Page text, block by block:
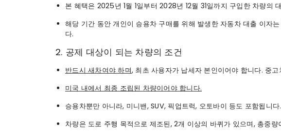
본 혜택은 2025년 1월 1일부터 2028년 12월 31일까지 구입한 차량의
해당 기간 동안 개인이 승용차 구매를 위해 발생한 자동차 대출 이자
다.
2. 공제 대상이 되는 차량의 조건
반드시 새차여야 하며, 최초 사용자가 납세자 본인이어야 합니다. 중
미국 내에서 최종 조립된 차량이어야 합니다.
승용차뿐만 아니라, 미니밴, SUV, 픽업트럭, 오토바이 등도 포함됩니다.
차량은 도로 주행 목적으로 제조된, 2개 이상의 바퀴가 있으며, 총중